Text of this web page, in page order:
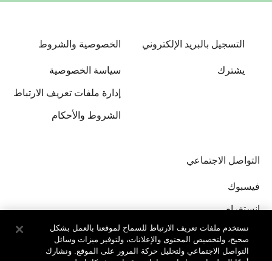
التسجيل بالبريد الإلكتروني
يشترك
الخصوصية والشروط
سياسة الخصوصية
إدارة ملفات تعريف الارتباط
الشروط والأحكام
التواصل الاجتماعي
فيسبوك
إنستغرام
نستخدم ملفات تعريف الارتباط للسماح لموقعنا بالعمل بشكل
صحيح، ولتخصيص المحتوى والإعلانات، ولتوفير ميزات وسائل
التواصل الاجتماعي ولتحليل حركة المرور على الموقع. ونشارك